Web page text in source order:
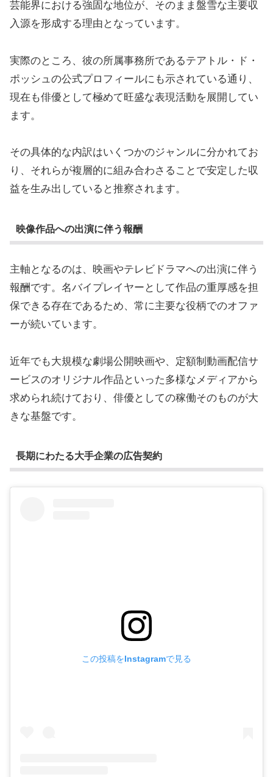
芸能界における強固な地位が、そのまま盤雪な主要収
入源を形成する理由となっています。
実際のところ、彼の所属事務所であるテアトル・ド・
ポッシュの公式プロフィールにも示されている通り、
現在も俳優として極めて旺盛な表現活動を展開してい
ます。
その具体的な内訳はいくつかのジャンルに分かれてお
り、それらが複層的に組み合わさることで安定した収
益を生み出していると推察されます。
映像作品への出演に伴う報酬
主軸となるのは、映画やテレビドラマへの出演に伴う
報酬です。名バイプレイヤーとして作品の重厚感を担
保できる存在であるため、常に主要な役柄でのオファ
ーが続いています。
近年でも大規模な劇場公開映画や、定額制動画配信サ
ービスのオリジナル作品といった多様なメディアから
求められ続けており、俳優としての稼働そのものが大
きな基盤です。
長期にわたる大手企業の広告契約
この投稿をInstagramで見る